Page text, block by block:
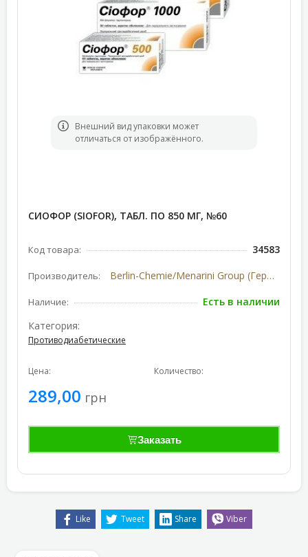
Bнешний вид упаковки может
отличаться от изображённого.
СИОФОР (SIOFOR), ТАБЛ. ПО 850 МГ, №60
Код товара: 34583
Производитель: Berlin-Chemie/Menarini Group (Германия)
Наличие:
Есть в наличии
Категория:
Противодиабетические
Цена:
289,00 грн
Количество:
Заказать
Like Tweet Share Viber